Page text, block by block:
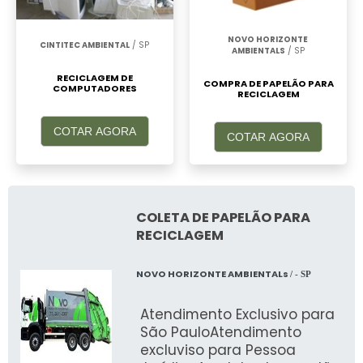
materiais e capacidade
conhecer as características para garantir o
Materiais:Chumbo, lítio, níquel.
Capacidade:Varia de acordo com o tipo e
tamanho.
Compatibilidade:Verifique com
COMO FUNCIONA A
COLETA PELA RECICLAGEM
A Reciclagem Fácil oferece um serviço
abrangente de coleta de baterias, com
opções de entrega em casa ou em pontos de
CINTITEC AMBIENTAL / SP
RECICLAGEM DE
COMPUTADORES
COTAR AGORA
NOVO HORIZONTE
AMBIENTALS / SP
COMPRA DE PAPELÃO PARA
RECICLAGEM
COTAR AGORA
COLETA DE PAPELÃO PARA
RECICLAGEM
NOVO HORIZONTE AMBIENTALs / - SP
Atendimento Exclusivo para
São PauloAtendimento
excluviso para Pessoa